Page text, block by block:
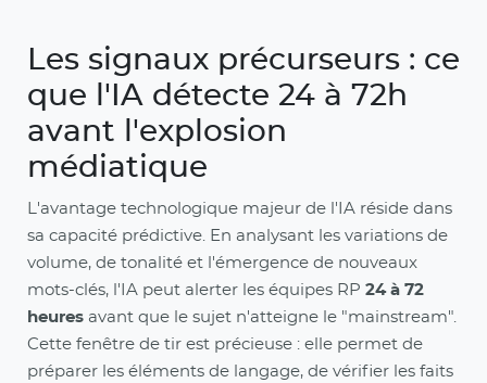
Les signaux précurseurs : ce
que l'IA détecte 24 à 72h
avant l'explosion
médiatique
L'avantage technologique majeur de l'IA réside dans
sa capacité prédictive. En analysant les variations de
volume, de tonalité et l'émergence de nouveaux
mots-clés, l'IA peut alerter les équipes RP 24 à 72
heures avant que le sujet n'atteigne le "mainstream".
Cette fenêtre de tir est précieuse : elle permet de
préparer les éléments de langage, de vérifier les faits